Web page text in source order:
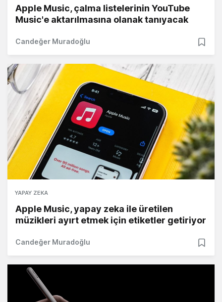
Apple Music, çalma listelerinin YouTube
Music'e aktarılmasına olanak tanıyacak
Candeğer Muradoğlu
YAPAY ZEKA
Apple Music, yapay zeka ile üretilen
müzikleri ayırt etmek için etiketler getiriyor
Candeğer Muradoğlu